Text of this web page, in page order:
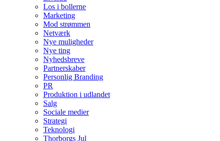
Los i bollerne
Marketing
Mod strømmen
Netværk
Nye muligheder
Nye ting
Nyhedsbreve
Partnerskaber
Personlig Branding
PR
Produktion i udlandet
Salg
Sociale medier
Strategi
Teknologi
Thorborgs Jul